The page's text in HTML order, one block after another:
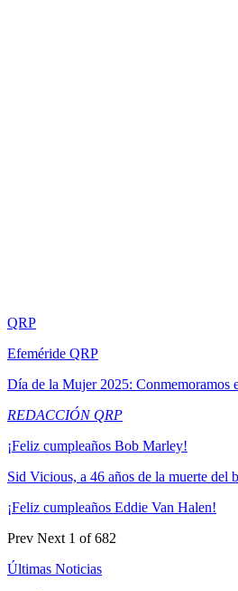
QRP
Efeméride QRP
Día de la Mujer 2025: Conmemoramos
REDACCIÓN QRP
¡Feliz cumpleaños Bob Marley!
Sid Vicious, a 46 años de la muerte del
¡Feliz cumpleaños Eddie Van Halen!
Prev Next 1 of 682
Últimas Noticias